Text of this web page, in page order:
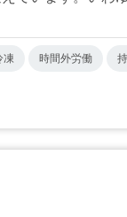
凍 時間外労働